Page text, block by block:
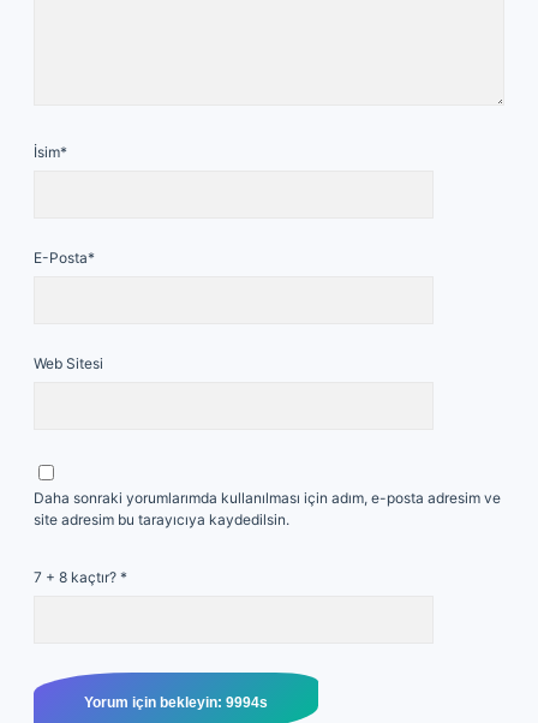
İsim*
E-Posta*
Web Sitesi
Daha sonraki yorumlarımda kullanılması için adım, e-posta adresim ve
site adresim bu tarayıcıya kaydedilsin.
7 + 8 kaçtır? *